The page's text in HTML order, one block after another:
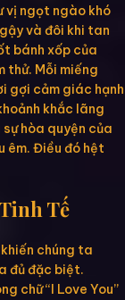
vị ngọt ngào khó
và đôi khi tan
bánh xốp của
thử. Mỗi miếng
gợi cảm giác hạnh
khắc lãng
hòa quyện của
êm. Điều đó hệt
Tế
chúng ta
đủ đặc biệt.
chữ “I Love You”